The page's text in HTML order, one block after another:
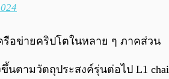
รือข่ายคริปโตในหลาย ๆ ภาคส่วน
ขึ้นตามวัตถุประสงค์รุ่นต่อไป L1